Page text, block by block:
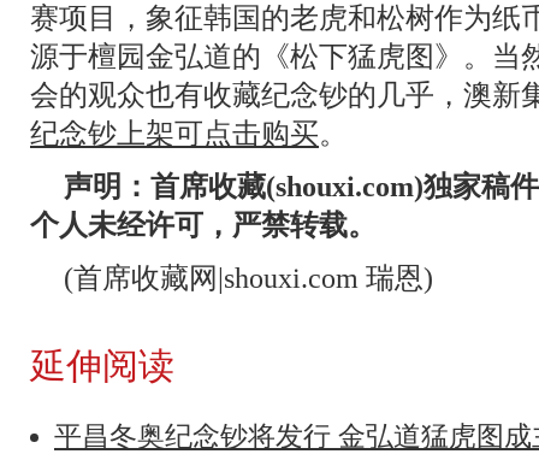
赛项目，象征韩国的老虎和松树作为纸
源于檀园金弘道的《松下猛虎图》。当
会的观众也有收藏纪念钞的几乎，澳新
纪念钞上架可点击购买。
声明：首席收藏(shouxi.com)独家稿
个人未经许可，严禁转载。
(首席收藏网|shouxi.com 瑞恩)
延伸阅读
平昌冬奥纪念钞将发行 金弘道猛虎图